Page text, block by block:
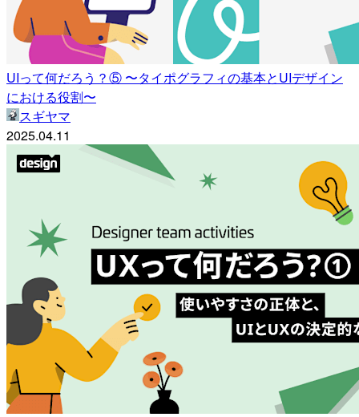
UIって何だろう？⑤ 〜タイポグラフィの基本とUIデザイン
における役割〜
スギヤマ
2025.04.11